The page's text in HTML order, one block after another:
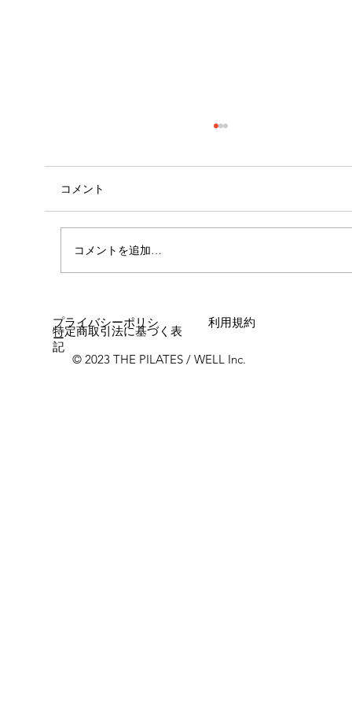
コメント
コメントを追加…
© 2023 THE PILATES / WELL Inc.
プライバシーポリシ
ー
利用規約
特定商取引法に基づく表
記